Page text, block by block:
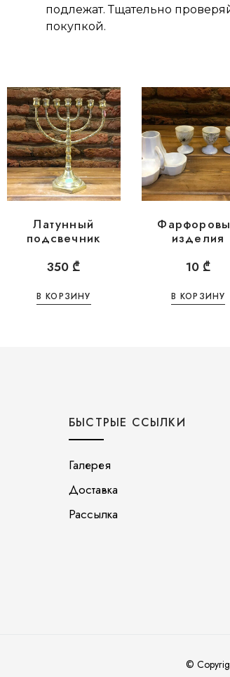
подлежат. Тщательно
покупкой.
Латунный
подсвечник
350 ₾
В КОРЗИНУ
изделия
10 ₾
В КОРЗИНУ
БЫСТРЫЕ ССЫЛКИ
Галерея
Доставка
Рассылка
©